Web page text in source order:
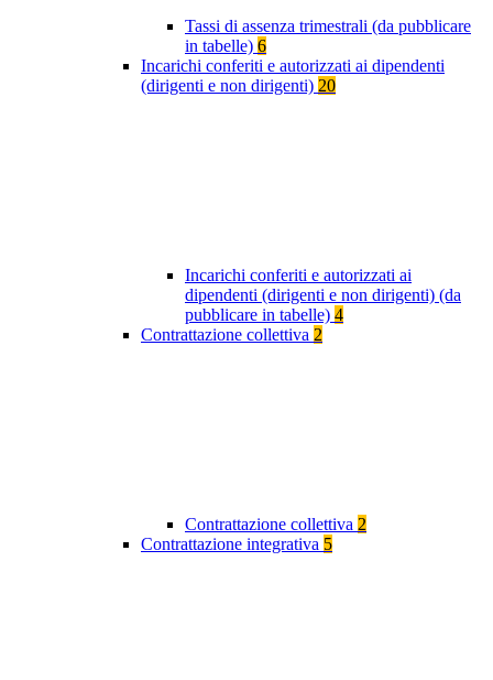
Tassi di assenza trimestrali (da pubblicare
in tabelle) 6
Incarichi conferiti e autorizzati ai dipendenti
(dirigenti e non dirigenti) 20
Incarichi conferiti e autorizzati ai
dipendenti (dirigenti e non dirigenti) (da
pubblicare in tabelle) 4
Contrattazione collettiva 2
Contrattazione collettiva 2
Contrattazione integrativa 5